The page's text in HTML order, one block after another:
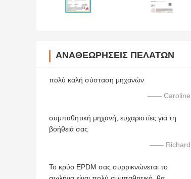
ΑΝΑΘΕΩΡΉΣΕΙΣ ΠΕΛΑΤΏΝ
πολύ καλή σύσταση μηχανών
—— Caroline
συμπαθητική μηχανή, ευχαριστίες για τη
βοήθειά σας
—— Richard
Το κρύο EPDM σας συρρικνώνεται το